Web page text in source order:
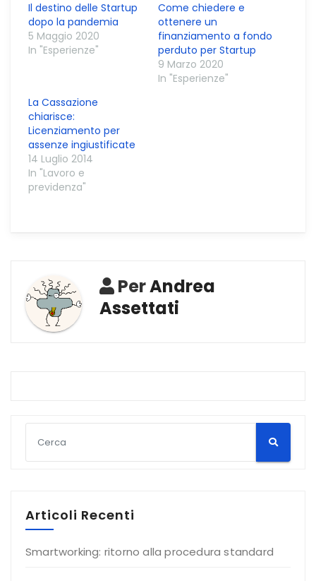
Il destino delle Startup
dopo la pandemia
5 Maggio 2020
In "Esperienze"
Come chiedere e
ottenere un
finanziamento a fondo
perduto per Startup
9 Marzo 2020
In "Esperienze"
La Cassazione
chiarisce:
Licenziamento per
assenze ingiustificate
14 Luglio 2014
In "Lavoro e
previdenza"
PerAndrea
Assettati
Articoli Recenti
Smartworking: ritorno alla procedura standard